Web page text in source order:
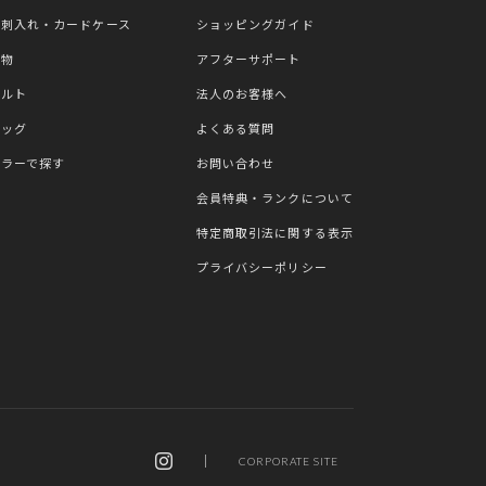
入れ・カードケース
ト
グ
ーで探す
ショッピングガイド
アフターサポート
法人のお客様へ
よくある質問
お問い合わせ
会員特典・ランクについて
特定商取引法に関する表示
プライバシーポリシー
CORPORATE SITE